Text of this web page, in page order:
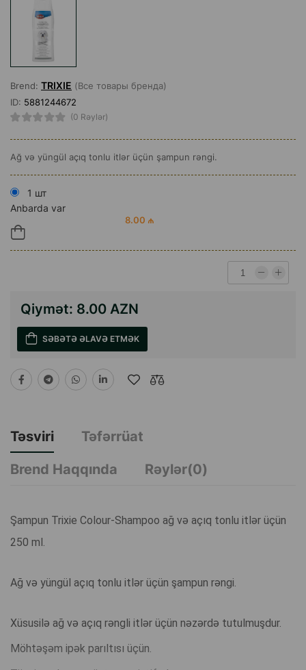
Brend: TRIXIE (Все товары бренда)
ID: 5881244672
(0 Rəylər)
Ağ və yüngül açıq tonlu itlər üçün şampun rəngi.
1 шт
Anbarda var
8.00 ₼
Qiymət: 8.00 AZN
SƏBƏTƏ ƏLAVƏ ETMƏK
Təsviri
Təfərrüat
Brend Haqqında
Rəylər(0)
Şampun Trixie Colour-Shampoo ağ və açıq tonlu itlər üçün
250 ml.
Ağ və yüngül açıq tonlu itlər üçün şampun rəngi.
Xüsusilə ağ və açıq rəngli itlər üçün nəzərdə tutulmuşdur.
Möhtəşəm ipək parıltısı üçün.